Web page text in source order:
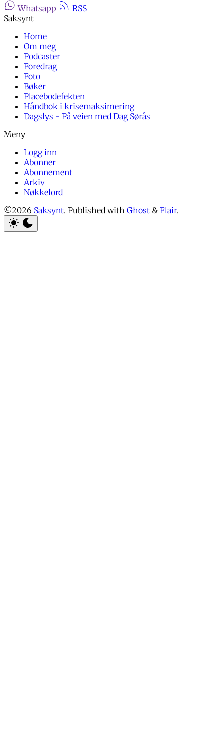
Whatsapp
RSS
Home
Om meg
Podcaster
Foredrag
Foto
Bøker
Placebodefekten
Håndbok i krisemaksimering
Dagslys - På veien med Dag Sørås
Logg inn
Abonner
Abonnement
Arkiv
Nøkkelord
©2026 Saksynt. Published with Ghost & Flair.